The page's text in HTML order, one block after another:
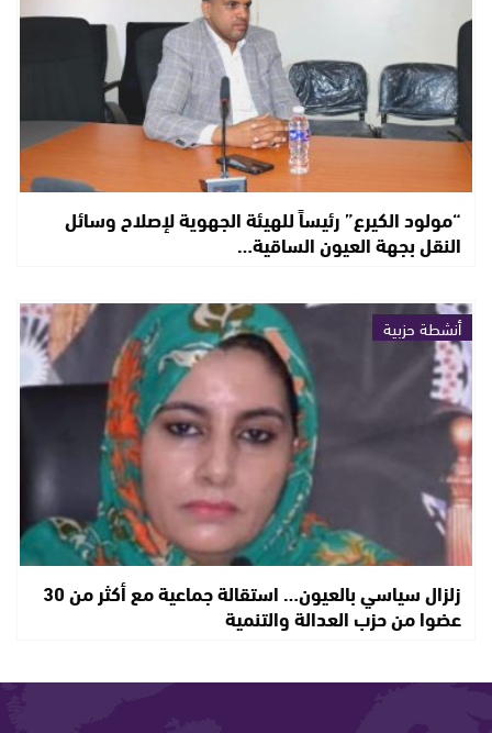
“مولود الكيرع” رئيساً للهيئة الجهوية لإصلاح وسائل
النقل بجهة العيون الساقية…
أنشطة حزبية
زلزال سياسي بالعيون… استقالة جماعية مع أكثر من 30
عضوا من حزب العدالة والتنمية